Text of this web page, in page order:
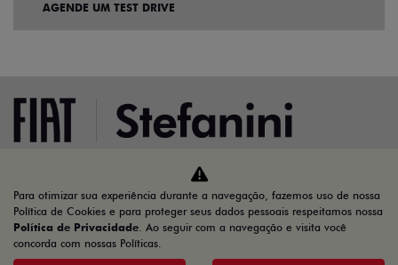
AGENDE UM TEST DRIVE
Home Ofertas
Desacelere. Seu bem maior é a vida.
Para otimizar sua experiência durante a navegação, fazemos uso de nossa
Política de Cookies e para proteger seus dados pessoais respeitamos nossa
Política de Privacidade. Ao seguir com a navegação e visita você
concorda com nossas Políticas.